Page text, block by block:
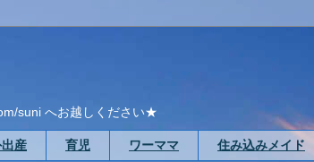
suni へお越しください★
産 育児 ワーママ 住み込みメイド